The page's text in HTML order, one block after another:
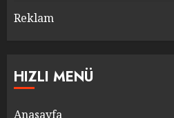
Reklam
HIZLI MENÜ
Anasayfa